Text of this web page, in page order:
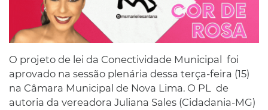
O projeto de lei da Conectividade Municipal foi
aprovado na sessão plenária dessa terça-feira (15)
na Câmara Municipal de Nova Lima. O PL de
autoria da vereadora Juliana Sales (Cidadania-MG)